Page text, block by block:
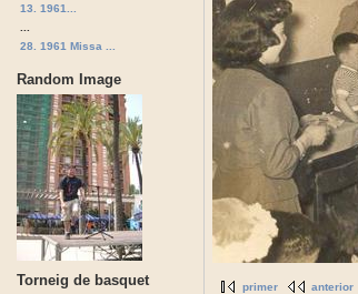
13. 1961...
28. 1961 Missa ...
Random Image
Torneig de basquet primer anterior